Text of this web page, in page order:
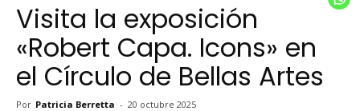
Visita la exposición
«Robert Capa. Icons» en
el Círculo de Bellas Artes
Por Patricia Berretta - 20 octubre 2025